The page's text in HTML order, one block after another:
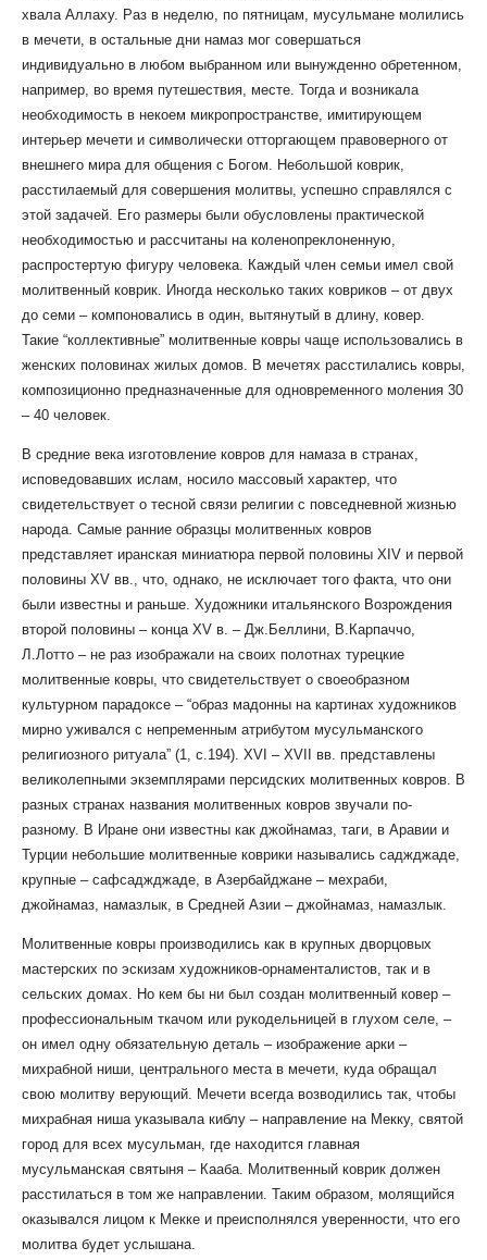
хвала Аллаху. Раз в неделю, по пятницам, мусульмане молились
в мечети, в остальные дни намаз мог совершаться
индивидуально в любом выбранном или вынужденно обретенном,
например, во время путешествия, месте. Тогда и возникала
необходимость в некоем микропространстве, имитирующем
интерьер мечети и символически отторгающем правоверного от
внешнего мира для общения с Богом. Небольшой коврик,
расстилаемый для совершения молитвы, успешно справлялся с
этой задачей. Его размеры были обусловлены практической
необходимостью и рассчитаны на коленопреклоненную,
распростертую фигуру человека. Каждый член семьи имел свой
молитвенный коврик. Иногда несколько таких ковриков – от двух
до семи – компоновались в один, вытянутый в длину, ковер.
Такие “коллективные” молитвенные ковры чаще использовались в
женских половинах жилых домов. В мечетях расстилались ковры,
композиционно предназначенные для одновременного моления 30
– 40 человек.
В средние века изготовление ковров для намаза в странах,
исповедовавших ислам, носило массовый характер, что
свидетельствует о тесной связи религии с повседневной жизнью
народа. Самые ранние образцы молитвенных ковров
представляет иранская миниатюра первой половины XIV и первой
половины XV вв., что, однако, не исключает того факта, что они
были известны и раньше. Художники итальянского Возрождения
второй половины – конца XV в. – Дж.Беллини, В.Карпаччо,
Л.Лотто – не раз изображали на своих полотнах турецкие
молитвенные ковры, что свидетельствует о своеобразном
культурном парадоксе – “образ мадонны на картинах художников
мирно уживался с непременным атрибутом мусульманского
религиозного ритуала” (1, с.194). XVI – XVII вв. представлены
великолепными экземплярами персидских молитвенных ковров. В
разных странах названия молитвенных ковров звучали по-
разному. В Иране они известны как джойнамаз, таги, в Аравии и
Турции небольшие молитвенные коврики назывались саджджаде,
крупные – сафсаджджаде, в Азербайджане – мехраби,
джойнамаз, намазлык, в Средней Азии – джойнамаз, намазлык.
Молитвенные ковры производились как в крупных дворцовых
мастерских по эскизам художников-орнаменталистов, так и в
сельских домах. Но кем бы ни был создан молитвенный ковер –
профессиональным ткачом или рукодельницей в глухом селе, –
он имел одну обязательную деталь – изображение арки –
михрабной ниши, центрального места в мечети, куда обращал
свою молитву верующий. Мечети всегда возводились так, чтобы
михрабная ниша указывала киблу – направление на Мекку, святой
город для всех мусульман, где находится главная
мусульманская святыня – Кааба. Молитвенный коврик должен
расстилаться в том же направлении. Таким образом, молящийся
оказывался лицом к Мекке и преисполнялся уверенности, что его
молитва будет услышана.